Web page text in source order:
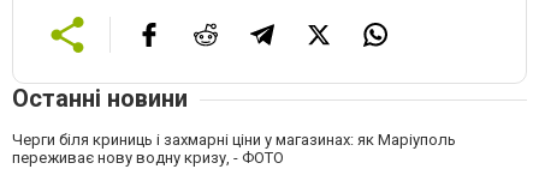
Останні новини
Черги біля криниць і захмарні ціни у магазинах: як Маріуполь
переживає нову водну кризу, - ФОТО